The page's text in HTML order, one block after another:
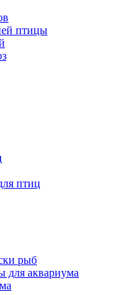
птицы
птиц
рыб
для аквариума